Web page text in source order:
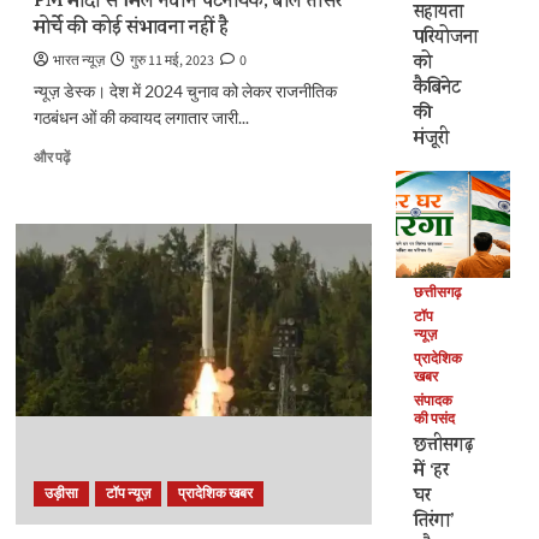
हादसा,
मौके
पर
पहुँचे
रेल
मंत्री,
रेस्क्यू
और
पढ़ें
मोर्चे की कोई संभावना नहीं है
भारत न्यूज़ गुरु 11 मई, 2023
0
न्यूज़ डेस्क। देश में 2024 चुनाव को लेकर राजनीतिक
गठबंधन ओं की कवायद लगातार जारी...
और पढ़ेंPM
मिले
नवीन
पटनायक,
बोले
की
कोई
संभावना
बारे
उड़ीसा टॉप न्यूज़ प्रादेशिक खबर
सहायता
परियोजना
को
कैबिनेट
की
मंजूरी
छत्तीसगढ़
टॉप
न्यूज़
प्रादेशिक
खबर
संपादक
की पसंद
छत्तीसगढ़
में ‘हर
घर
तिरंगा’